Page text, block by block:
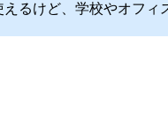
えるけど、学校やオフィ